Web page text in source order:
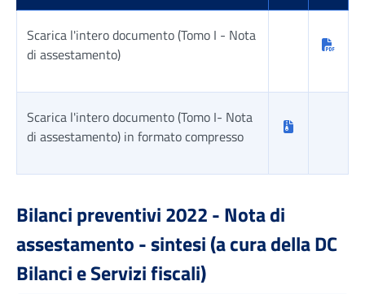
Scarica l'intero documento (Tomo I - Nota
di assestamento)
Scarica l'intero documento (Tomo I- Nota
di assestamento) in formato compresso
Bilanci preventivi 2022 - Nota di
assestamento - sintesi (a cura della DC
Bilanci e Servizi fiscali)